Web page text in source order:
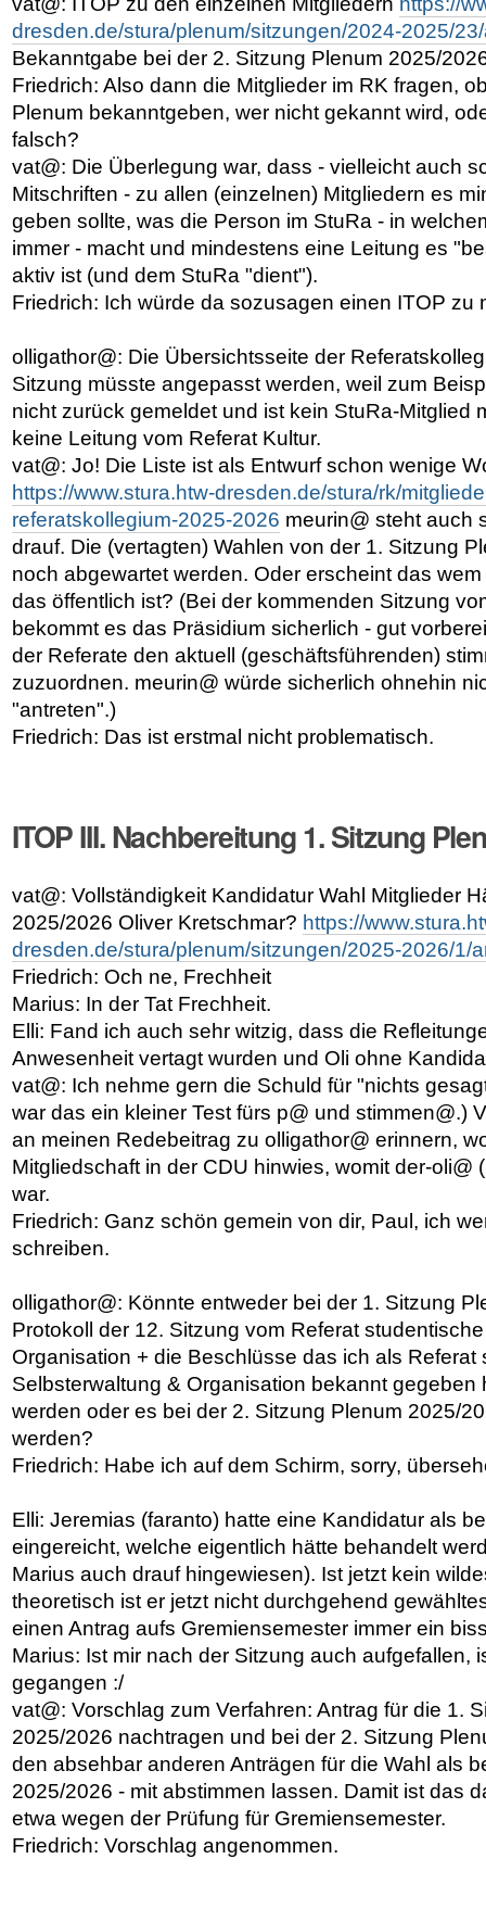
dresden.de/stura/plenum/sitzungen/2024-2025/
Bekanntgabe bei der 2. Sitzung Plenum 2025/
Friedrich: Also dann die Mitglieder im RK fragen,
Plenum bekanntgeben, wer nicht gekannt wird,
falsch?
vat@: Die Überlegung war, dass - vielleicht auch
Mitschriften - zu allen (einzelnen) Mitgliedern es
geben sollte, was die Person im StuRa - in
immer - macht und mindestens eine Leitung es
aktiv ist (und dem StuRa "dient").
Friedrich: Ich würde da sozusagen einen ITOP zu
olligathor@: Die Übersichtsseite der
Sitzung müsste angepasst werden, weil zum
nicht zurück gemeldet und ist kein StuRa-Mitglied
keine Leitung vom Referat Kultur.
vat@: Jo! Die Liste ist als Entwurf schon wenige
https://www.stura.htw-dresden.de/stura/rk/
referatskollegium-2025-2026 meurin@ steht auch
drauf. Die (vertagten) Wahlen von der 1. Sitzung
noch abgewartet werden. Oder erscheint das
das öffentlich ist? (Bei der kommenden Sitzung
bekommt es das Präsidium sicherlich - gut
der Referate den aktuell (geschäftsführenden)
zuzuordnen. meurin@ würde sicherlich ohnehin
"antreten".)
Friedrich: Das ist erstmal nicht problematisch.
ITOP III. Nachbereitung 1. Sitzung
vat@: Vollständigkeit Kandidatur Wahl Mitglieder
2025/2026 Oliver Kretschmar? https://
dresden.de/stura/plenum/sitzungen/2025-2026/1/
Friedrich: Och ne, Frechheit
Marius: In der Tat Frechheit.
Elli: Fand ich auch sehr witzig, dass die
Anwesenheit vertagt wurden und Oli ohne
vat@: Ich nehme gern die Schuld für "nichts
war das ein kleiner Test fürs p@ und stimmen@.)
an meinen Redebeitrag zu olligathor@ erinnern,
Mitgliedschaft in der CDU hinwies, womit der-oli@
war.
Friedrich: Ganz schön gemein von dir, Paul, ich
schreiben.
olligathor@: Könnte entweder bei der 1. Sitzung
Protokoll der 12. Sitzung vom Referat
Organisation + die Beschlüsse das ich als Referat
Selbsterwaltung & Organisation bekannt gegeben
werden oder es bei der 2. Sitzung Plenum 2025/
werden?
Friedrich: Habe ich auf dem Schirm, sorry,
Elli: Jeremias (faranto) hatte eine Kandidatur als
eingereicht, welche eigentlich hätte behandelt
Marius auch drauf hingewiesen). Ist jetzt kein
theoretisch ist er jetzt nicht durchgehend
einen Antrag aufs Gremiensemester immer ein
Marius: Ist mir nach der Sitzung auch aufgefallen,
gegangen :/
vat@: Vorschlag zum Verfahren: Antrag für die 1.
2025/2026 nachtragen und bei der 2. Sitzung
den absehbar anderen Anträgen für die Wahl als
2025/2026 - mit abstimmen lassen. Damit ist das
etwa wegen der Prüfung für Gremiensemester.
Friedrich: Vorschlag angenommen.